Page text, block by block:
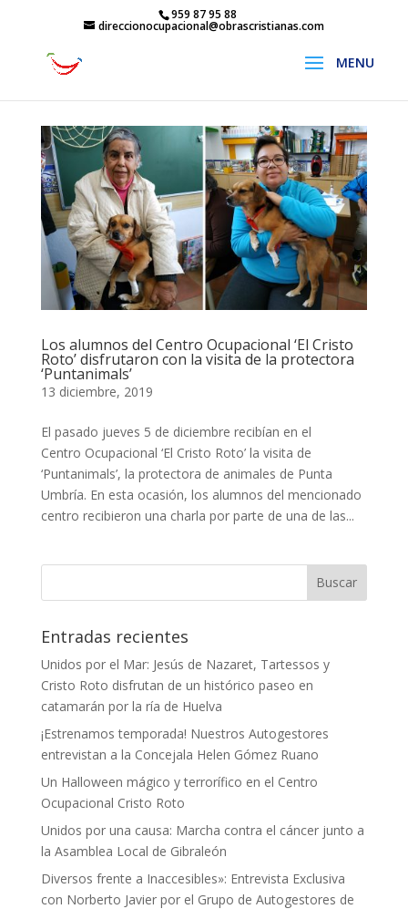
959 87 95 88
direccionocupacional@obrascristianas.com
Los alumnos del Centro Ocupacional ‘El Cristo
Roto’ disfrutaron con la visita de la protectora
‘Puntanimals’
13 diciembre, 2019
El pasado jueves 5 de diciembre recibían en el
Centro Ocupacional ‘El Cristo Roto’ la visita de
‘Puntanimals’, la protectora de animales de Punta
Umbría. En esta ocasión, los alumnos del mencionado
centro recibieron una charla por parte de una de las...
Entradas recientes
Unidos por el Mar: Jesús de Nazaret, Tartessos y
Cristo Roto disfrutan de un histórico paseo en
catamarán por la ría de Huelva
¡Estrenamos temporada! Nuestros Autogestores
entrevistan a la Concejala Helen Gómez Ruano
Un Halloween mágico y terrorífico en el Centro
Ocupacional Cristo Roto
Unidos por una causa: Marcha contra el cáncer junto a
la Asamblea Local de Gibraleón
Diversos frente a Inaccesibles»: Entrevista Exclusiva
con Norberto Javier por el Grupo de Autogestores de